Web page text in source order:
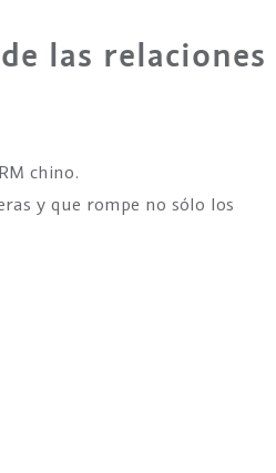
las relaciones
chino.
y que rompe no sólo los